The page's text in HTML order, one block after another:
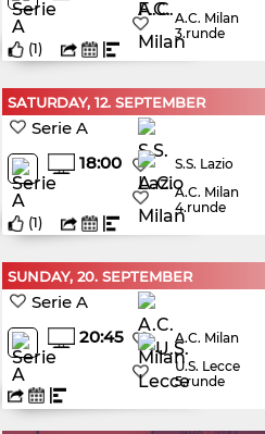
A.C. Milan
3.runde
(1)
SATURDAY, 12. SEPTEMBER
Serie A
18:00
S.S. Lazio
A.C. Milan
4.runde
(1)
SUNDAY, 20. SEPTEMBER
Serie A
20:45
A.C. Milan
U.S. Lecce
5.runde